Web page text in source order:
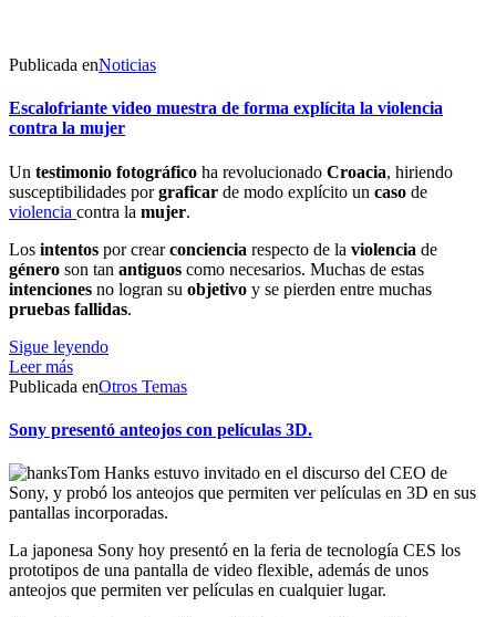
Publicada enNoticias
Escalofriante video muestra de forma explícita la violencia
contra la mujer
Un testimonio fotográfico ha revolucionado Croacia, hiriendo
susceptibilidades porgraficar de modo explícito un caso de
violencia contra la mujer.
Los intentos por crearconciencia respecto de la violencia de
género son tan antiguos como necesarios. Muchas de estas
intenciones no logran su objetivo y se pierden entre muchas
pruebas fallidas.
Sigue leyendo
Leer más
Publicada enOtros Temas
Sony presentó anteojos con películas 3D.
Tom Hanks estuvo invitado en el discurso del CEO de
Sony, y probó los anteojos que permiten ver películas en 3D en sus
pantallas incorporadas.
La japonesa Sony hoy presentó en la feria de tecnología CES los
prototipos de una pantalla de video flexible, además de unos
anteojos que permiten ver películas en cualquier lugar.